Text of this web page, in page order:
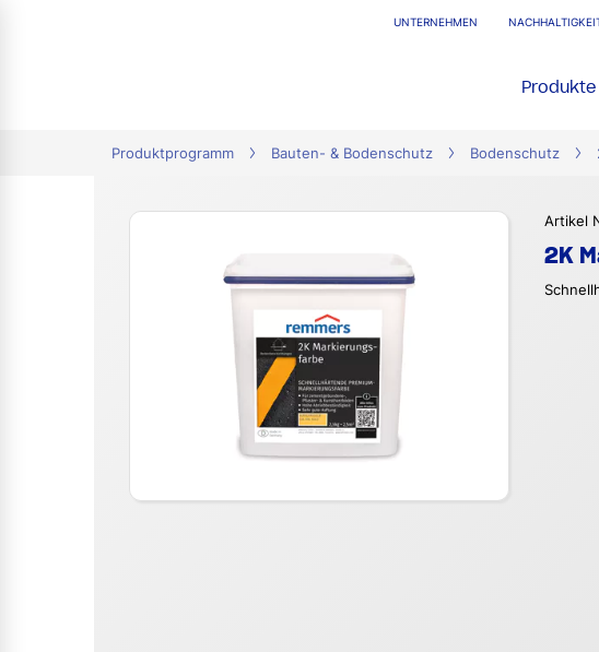
UNTERNEHMEN
Produkte
Produktprogramm Bauten- & Bodenschutz Bodenschutz
Artikel
2K